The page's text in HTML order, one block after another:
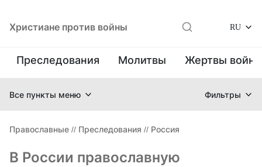
Христиане против войны RU
Преследования Молитвы Жертвы
Все пункты меню Фильтры
Православные // Преследования // Россия
В России православную